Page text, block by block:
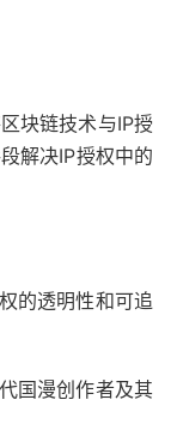
块链技术与IP授
解决IP授权中的
的透明性和可追
国漫创作者及其